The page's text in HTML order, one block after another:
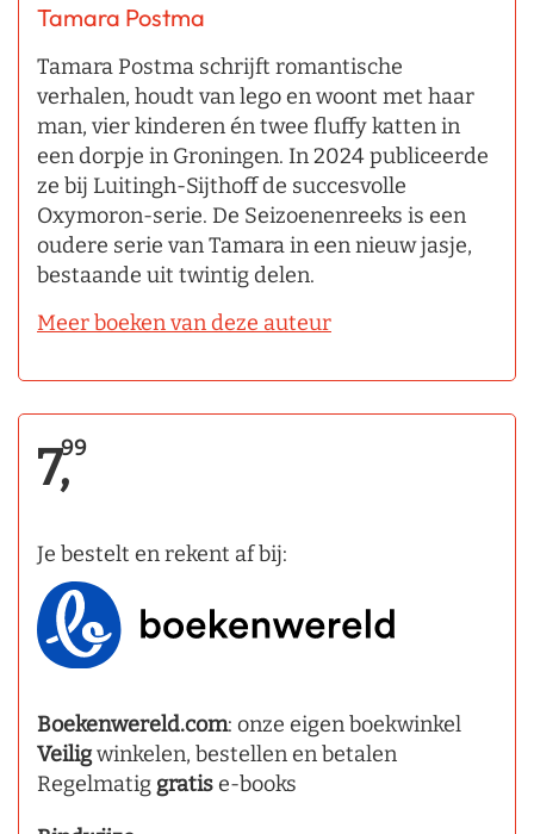
Tamara Postma
Tamara Postma schrijft romantische
verhalen, houdt van lego en woont met haar
man, vier kinderen én twee fluffy katten in
een dorpje in Groningen. In 2024 publiceerde
ze bij Luitingh-Sijthoff de succesvolle
Oxymoron-serie. De Seizoenenreeks is een
oudere serie van Tamara in een nieuw jasje,
bestaande uit twintig delen.
Meer boeken van deze auteur
7,99
Je bestelt en rekent af bij:
Boekenwereld.com: onze eigen boekwinkel
Veiligwinkelen, bestellen en betalen
Regelmatig gratise-books